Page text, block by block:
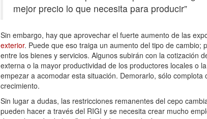
mejor precio lo que necesita para producir”
Sin embargo, hay que aprovechar el fuerte aumento de las
exterior. Puede que eso traiga un aumento del tipo de
entre los bienes y servicios. Algunos subirán con la cotización
externa o la mayor productividad de los productores locales o
empezar a acomodar esta situación. Demorarlo, sólo
crecimiento.
Sin lugar a dudas, las restricciones remanentes del cepo
pueden hacer a través del RIGI y se necesita crear mucho